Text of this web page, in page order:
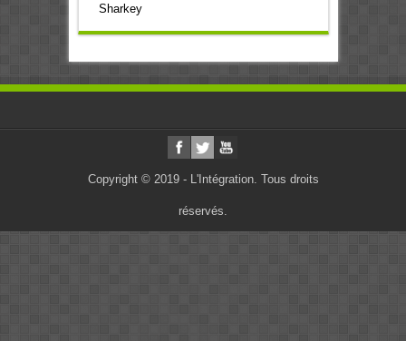
Sharkey
Copyright © 2019 - L'Intégration. Tous droits
réservés.